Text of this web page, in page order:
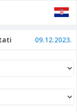
09.12.2023.